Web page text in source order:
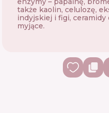
także kaolin, celulozę,
indyjskiej i figi,
myjące.